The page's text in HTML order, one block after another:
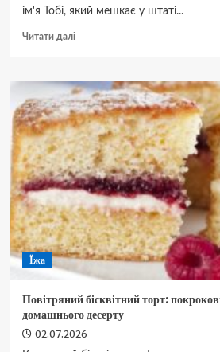
ім'я Тобі, який мешкає у штаті...
Читати даліДокладніше
із
28
пальцями:
унікальний
рекордсмен,
який
підкорив
Книгу
рекордів
Гіннеса
Їжа
Повітряний бісквітний торт:
домашнього десерту
02.07.2026